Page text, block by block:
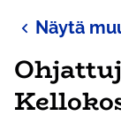
Näytä